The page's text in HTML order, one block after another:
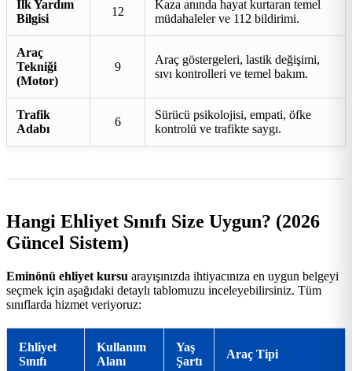
İlk Yardım
Bilgisi
12
Kaza anında hayat kurtaran temel
müdahaleler ve 112 bildirimi.
Araç
Tekniği
(Motor)
9
Araç göstergeleri, lastik değişimi,
sıvı kontrolleri ve temel bakım.
Trafik
Adabı
6
Sürücü psikolojisi, empati, öfke
kontrolü ve trafikte saygı.
Hangi Ehliyet Sınıfı Size Uygun? (2026
Güncel Sistem)
Eminönü ehliyet kursu arayışınızda ihtiyacınıza en uygun belgeyi
seçmek için aşağıdaki detaylı tablomuzu inceleyebilirsiniz. Tüm
sınıflarda hizmet veriyoruz:
Ehliyet
Sınıfı
Kullanım
Alanı
Yaş
Şartı
Araç Tipi